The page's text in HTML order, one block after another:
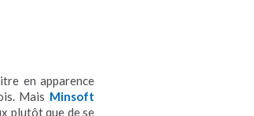
en apparence
Mais Minsoft
plutôt que de se